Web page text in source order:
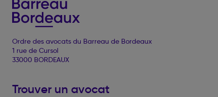
Ordre des avocats du Barreau de Bordeaux
1 rue de Cursol
33000 BORDEAUX
Trouver un avocat